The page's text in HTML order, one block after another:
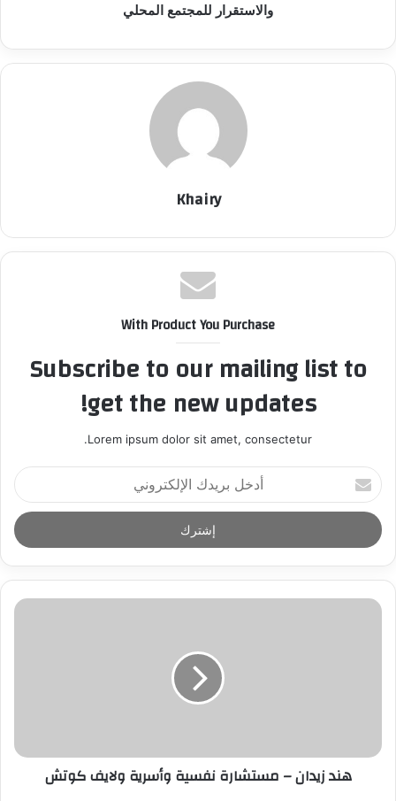
والاستقرار للمجتمع المحلي
Khairy
With Product You Purchase
Subscribe to our mailing list to
get the new updates!
Lorem ipsum dolor sit amet, consectetur.
أ
د
خ
ل
ر
د
ر
هند زيدان – مستشارة نفسية وأسرية ولايف كوتش